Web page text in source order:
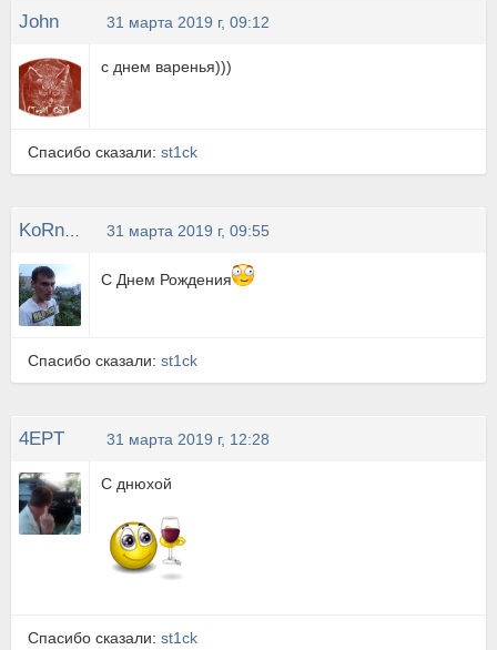
John 31 марта 2019 г, 09:12
с днем варенья)))
Спасибо сказали: st1ck
31 марта 2019 г, 09:55
С Днем Рождения
Спасибо сказали: st1ck
4EPT 31 марта 2019 г, 12:28
С днюхой
Спасибо сказали: st1ck